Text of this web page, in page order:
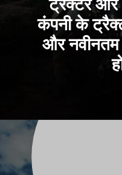
ट्रैक्टर और
कंपनी के
और